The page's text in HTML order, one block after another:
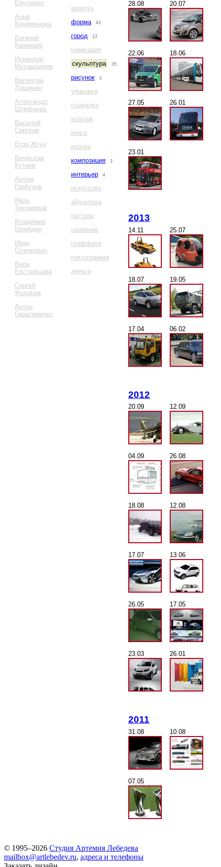
Ерулевич
Анна
Клейменова
Евгений
Казанцев
Искандер
Мухамадеев
Валентин
Лощинин
Александр
Штефанец
Василий
Сергеев
Егор Жгун
Вячеслав
Кутеев
Артем
Горбунов
Иван
Тихомиров
Владимир
Шрейдер
Иван
Оленкевич
Вера
Евстафьева
Сергей
Федоров
Антон
Герасименко
визитка
форма
43
город 13
навигация
скульптура
35
рисунок 3
упаковка
социалка
коллаж
книга
иконки
композиция
3
интерьер 4
искусство
айдентика
паттерн
название
граффити
пиктограмма
деньги
28.08 20.07
22.06 18.06
27.05 26.01
23.01
2013
14.11 25.07
18.07 19.05
17.04 06.02
2012
20.09 12.09
04.09 26.08
18.08 12.08
17.07 13.06
26.05 17.05
23.03 26.01
2011
31.08 10.08
07.05
© 1995–2026 Студия Артемия Лебедева
mailbox@artlebedev.ru, адреса и телефоны